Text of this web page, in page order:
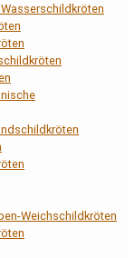
Weichschildkröten